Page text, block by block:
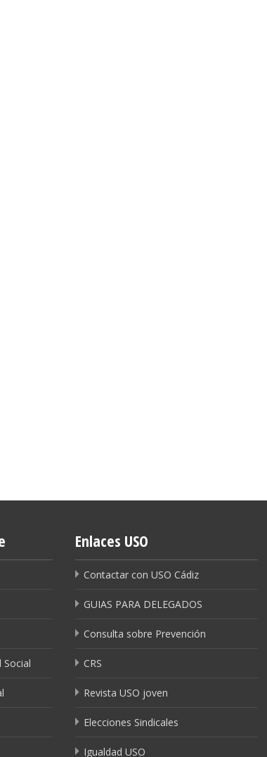
Social
Enlaces USO
Contactar con USO Cádiz
GUIAS PARA DELEGADOS
Consulta sobre Prevención
CRS
Revista USO joven
Elecciones Sindicales
Igualdad USO